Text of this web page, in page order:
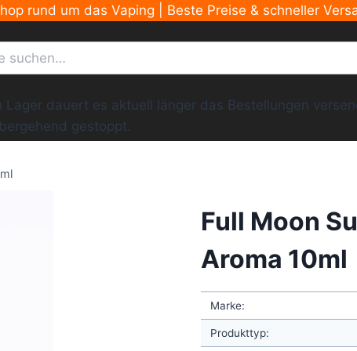
rund um das Vaping | Beste Preise & schneller
dauert es aktuell länger das Bestellungen
gestoppt.
Full Moon
Aroma 10ml
Marke:
Produkttyp: